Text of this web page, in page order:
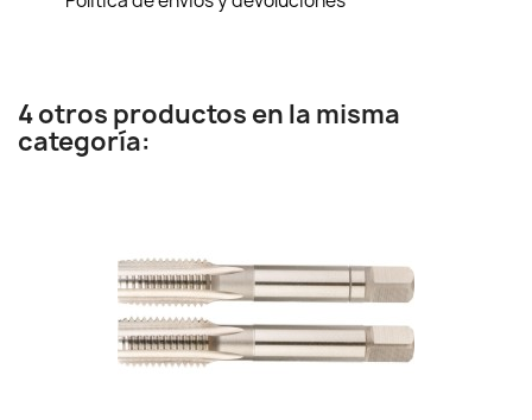
4 otros productos en la misma
categoría: